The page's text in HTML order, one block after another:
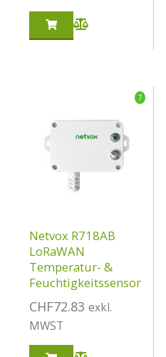
7
Netvox R718AB
LoRaWAN
Temperatur- &
Feuchtigkeitssensor
CHF72.83 exkl.
MWST